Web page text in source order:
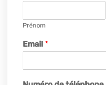
Prénom
Email *